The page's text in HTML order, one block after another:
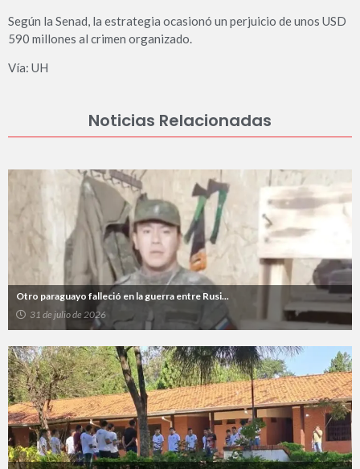
Según la Senad, la estrategia ocasionó un perjuicio de unos USD
590 millones al crimen organizado.
Vía: UH
Noticias Relacionadas
Otro paraguayo falleció en la guerra entre Rusi...
31 de julio de 2026